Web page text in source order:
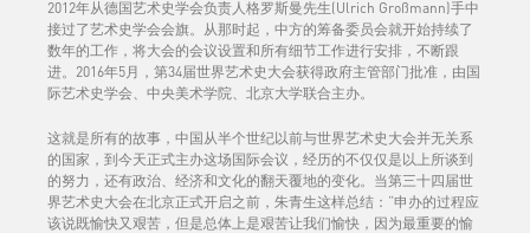
2012年从德国艺术史学会负责人格罗斯曼先生(Ulrich Großmann)手中
接过了艺术史学会会旗。从那时起，中方的筹备委员会就开始持续了
数年的工作，将大会的会议设置和所有细节工作进行安排，不断跟
进。2016年5月，第34届世界艺术史大会获得政府主管部门批准，由国
际艺术史学会、中央美术学院、北京大学联合主办。
这就是所有的故事，中国从半个世纪以前与世界艺术史大会并无关系
的国家，到今天正式主办这场国际会议，经历的不仅仅是以上所谈到
的努力，还有政治、经济和文化的翻天覆地的变化。当第三十四届世
界艺术史大会在北京正式开启之前，朱青生这样总结：“申办的过程应
该说既愉快又艰苦，但是总体上是艰苦让我们愉快，因为最重要的愉